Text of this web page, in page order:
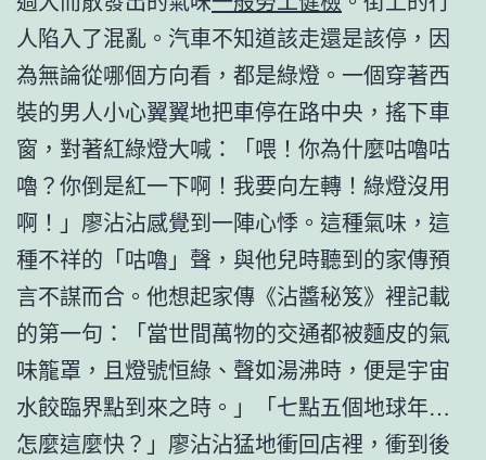
人陷入了混亂。汽車不知道該走還是該停，因
為無論從哪個方向看，都是綠燈。一個穿著西
裝的男人小心翼翼地把車停在路中央，搖下車
窗，對著紅綠燈大喊：「喂！你為什麼咕嚕咕
嚕？你倒是紅一下啊！我要向左轉！綠燈沒用
啊！」廖沾沾感覺到一陣心悸。這種氣味，這
種不祥的「咕嚕」聲，與他兒時聽到的家傳預
言不謀而合。他想起家傳《沾醬秘笈》裡記載
的第一句：「當世間萬物的交通都被麵皮的氣
味籠罩，且燈號恒綠、聲如湯沸時，便是宇宙
水餃臨界點到來之時。」「七點五個地球年…
怎麼這麼快？」廖沾沾猛地衝回店裡，衝到後